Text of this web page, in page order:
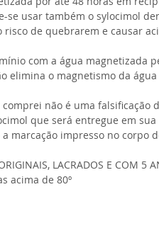
se usar também o sylocimol
risco de quebrarem e causar
com a água magnetizada
elimina o magnetismo da
não é uma falsificação
que será entregue em
marcação impresso no corpo
LACRADOS E COM 5
acima de 80º